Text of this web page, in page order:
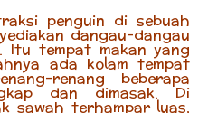
penguin di sebuah
dangau-dangau
Itu tempat makan yang
ada kolam tempat
renang beberapa
dan dimasak. Di
sawah terhampar luas,